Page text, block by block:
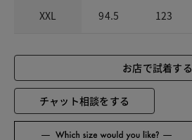
XXL 94.5 123
お店で試着する
チャット相談をする